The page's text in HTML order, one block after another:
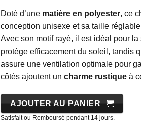
Doté d’une matière en polyester, ce
conception unisexe et sa taille
Avec son motif rayé, il est idéal pour
protège efficacement du soleil, tandis
assure une ventilation optimale pour
côtés ajoutent un charme rustiqueà
AJOUTER AU PANIER
Satisfait ou Remboursé pendant 14 jours.